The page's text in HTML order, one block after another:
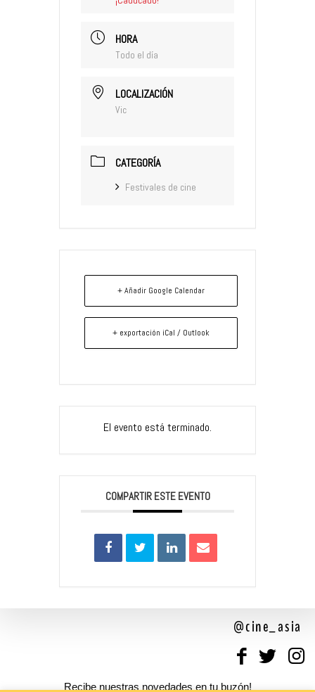
HORA
Todo el día
LOCALIZACIÓN
Vic
CATEGORÍA
Festivales de cine
+ Añadir Google Calendar
+ exportación iCal / Outlook
El evento está terminado.
COMPARTIR ESTE EVENTO
@cine_asia
Recibe nuestras novedades en tu buzón!